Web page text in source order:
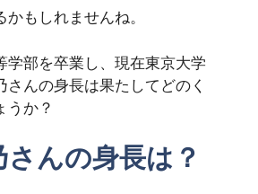
もしれませんね。
学部を卒業し、現在東京大学
さんの身長は果たしてどのく
うか？
んの身長は？